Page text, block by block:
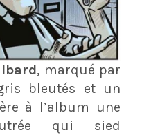
, marqué par
bleutés et un
à l’album une
qui sied